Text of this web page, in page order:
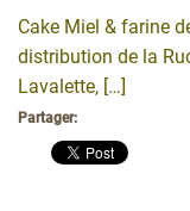
Cake Miel & farine
distribution de la
Lavalette, […]
Partager: